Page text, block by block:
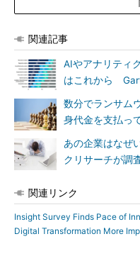
関連記事
AIやアナリティ
はこれから
数分でランサム
身代金を支払っ
あの企業はなぜ
クリサーチが調
関連リンク
Insight Survey Finds Pace of
Digital Transformation More